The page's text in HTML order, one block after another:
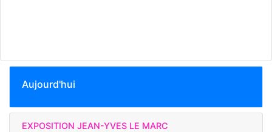
Aujourd'hui
EXPOSITION JEAN-YVES LE MARC